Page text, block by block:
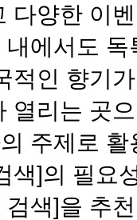
다양한 이
에서도
적인 향기
열리는 곳
주제로
색]의 필요
색]을 추